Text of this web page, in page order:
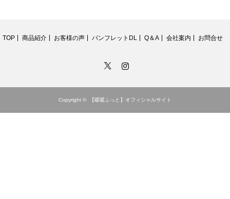
TOP 商品紹介 お客様の声 パンフレットDL Q＆A 会社案内 お問合せ
Copyright © 【暖暖ふっと】オフィシャルサイト